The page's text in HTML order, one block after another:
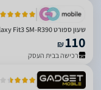
‏שעון ספורט Samsung Galaxy Fit3 SM-R390
₪110
רכישה בבית העסק